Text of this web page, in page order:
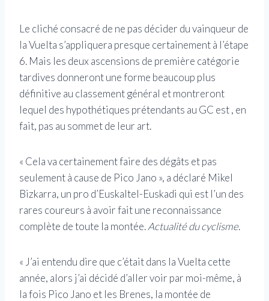
Le cliché consacré de ne pas décider du vainqueur de
la Vuelta s’appliquera presque certainement à l’étape
6. Mais les deux ascensions de première catégorie
tardives donneront une forme beaucoup plus
définitive au classement général et montreront
lequel des hypothétiques prétendants au GC est , en
fait, pas au sommet de leur art.
« Cela va certainement faire des dégâts et pas
seulement à cause de Pico Jano », a déclaré Mikel
Bizkarra, un pro d’Euskaltel-Euskadi qui est l’un des
rares coureurs à avoir fait une reconnaissance
complète de toute la montée.Actualité du cyclisme.
« J’ai entendu dire que c’était dans la Vuelta cette
année, alors j’ai décidé d’aller voir par moi-même, à
la fois Pico Jano et les Brenes, la montée de